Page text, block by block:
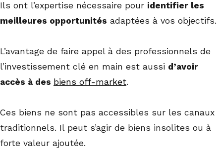
Ils ont l’expertise nécessaire pour identifier les
meilleures opportunités adaptées à vos objectifs.
L’avantage de faire appel à des professionnels de
l’investissement clé en main est aussi d’avoir
accès à des biens off-market.
Ces biens ne sont pas accessibles sur les canaux
traditionnels. Il peut s’agir de biens insolites ou à
forte valeur ajoutée.